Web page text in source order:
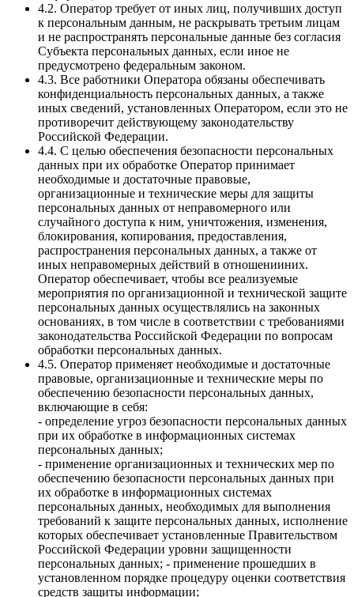
4.2. Оператор требует от иных лиц, получивших доступ
к персональным данным, не раскрывать третьим лицам
и не распространять персональные данные без согласия
Субъекта персональных данных, если иное не
предусмотрено федеральным законом.
4.3. Все работники Оператора обязаны обеспечивать
конфиденциальность персональных данных, а также
иных сведений, установленных Оператором, если это не
противоречит действующему законодательству
Российской Федерации.
4.4. С целью обеспечения безопасности персональных
данных при их обработке Оператор принимает
необходимые и достаточные правовые,
организационные и технические меры для защиты
персональных данных от неправомерного или
случайного доступа к ним, уничтожения, изменения,
блокирования, копирования, предоставления,
распространения персональных данных, а также от
иных неправомерных действий в отношенииних.
Оператор обеспечивает, чтобы все реализуемые
мероприятия по организационной и технической защите
персональных данных осуществлялись на законных
основаниях, в том числе в соответствии с требованиями
законодательства Российской Федерации по вопросам
обработки персональных данных.
4.5. Оператор применяет необходимые и достаточные
правовые, организационные и технические меры по
обеспечению безопасности персональных данных,
включающие в себя:
- определение угроз безопасности персональных данных
при их обработке в информационных системах
персональных данных;
- применение организационных и технических мер по
обеспечению безопасности персональных данных при
их обработке в информационных системах
персональных данных, необходимых для выполнения
требований к защите персональных данных, исполнение
которых обеспечивает установленные Правительством
Российской Федерации уровни защищенности
персональных данных; - применение прошедших в
установленном порядке процедуру оценки соответствия
средств защиты информации;